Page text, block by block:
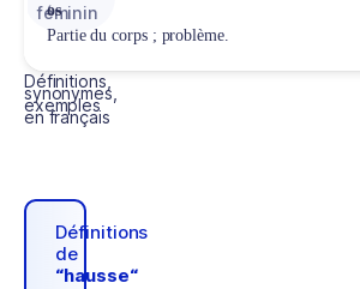
féminin
Définitions,
synonymes,
exemples
en français
Définitions
de
“hausse“
os
Partie du corps ; problème.